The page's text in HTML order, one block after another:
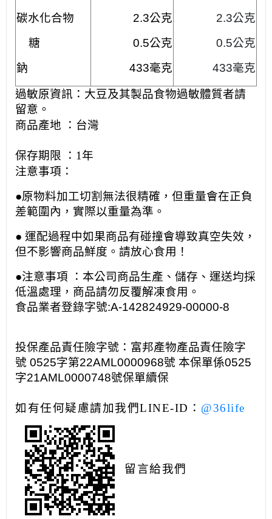
碳水化合物
糖
鈉
2.3公克
0.5公克
433毫克
2.3公克
0.5公克
433毫克
過敏原資訊： 大豆及其製品食物過敏體質者請
留意。
商品產地 ： 台灣
保存期限 ： 1年
注意事項：
●原物料加工切割無法很精確，但重量會在正負
差範圍內，實際以重量為準。
● 運配過程中如果商品有碰撞會導致真空失效，
但不影響商品鮮度。請放心食用！
●注意事項 ：本公司商品生產、儲存、運送均採
低溫處理，商品請勿反覆解凍食用。
食品業者登錄字號:A-142824929-00000-8
投保產品責任險字號：富邦產物產品責任險字
號 0525字第22AML0000968號 本保單係0525
字21AML0000748號保單續保
如有任何疑慮請加我們LINE-ID ： @36life
留言給我們